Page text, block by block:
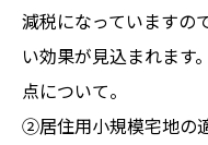
減税になっていますの
い効果が見込まれます
点について。
②居住用小規模宅地の